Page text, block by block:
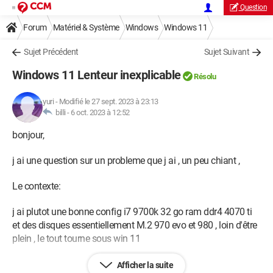
Question
Forum Matériel & Système Windows Windows 11
Sujet Précédent Sujet Suivant
Windows 11 Lenteur inexplicable Résolu
yuri - Modifié le 27 sept. 2023 à 23:13
billi - 6 oct. 2023 à 12:52
bonjour,
j ai une question sur un probleme que j ai , un peu chiant ,
Le contexte:
j ai plutot une bonne config i7 9700k 32 go ram ddr4 4070 ti
et des disques essentiellement M.2 970 evo et 980 , loin d'être
plein , le tout tourne sous win 11
Afficher la suite